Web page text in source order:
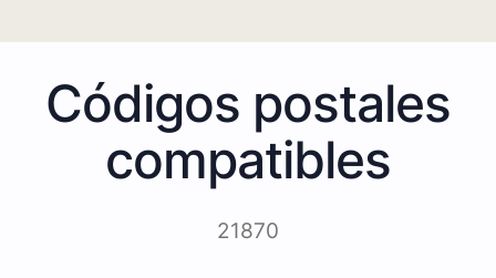
Códigos postales
compatibles
21870